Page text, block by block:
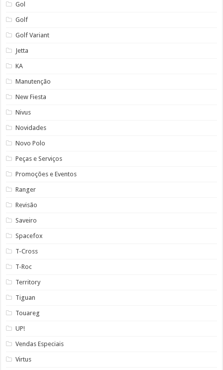
Gol
Golf
Golf Variant
Jetta
KA
Manutenção
New Fiesta
Nivus
Novidades
Novo Polo
Peças e Serviços
Promoções e Eventos
Ranger
Revisão
Saveiro
Spacefox
T-Cross
T-Roc
Territory
Tiguan
Touareg
UP!
Vendas Especiais
Virtus